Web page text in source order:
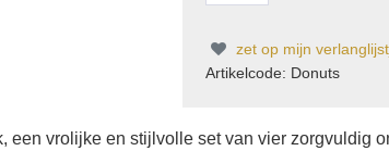
zet op mijn
Artikelcode: Donuts
een vrolijke en stijlvolle set van vier zorgvuldig